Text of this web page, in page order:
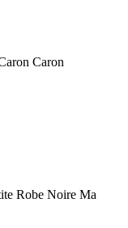
Caron
Robe Noire Ma